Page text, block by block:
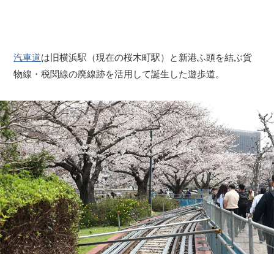
汽車道は旧横浜駅（現在の桜木町駅）と新港ふ頭を結ぶ貨
物線・税関線の廃線跡を活用して誕生した遊歩道。